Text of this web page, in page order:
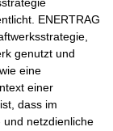
ENERTRAG
genutzt und
eine
einer
dass im
und netzdienliche